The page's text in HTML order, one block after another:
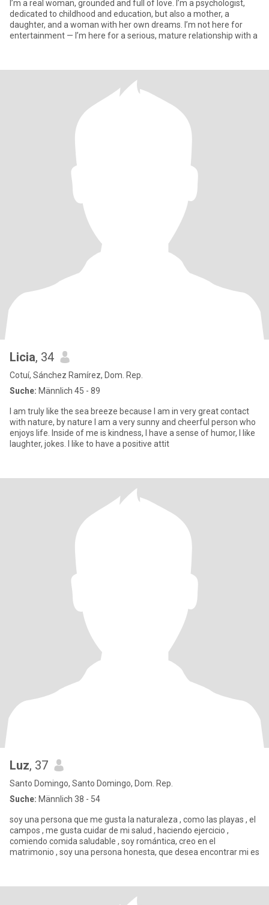
I’m a real woman, grounded and full of love. I’m a psychologist,
dedicated to childhood and education, but also a mother, a
daughter, and a woman with her own dreams. I’m not here for
entertainment — I’m here for a serious, mature relationship with a
Licia, 34
Cotuí, Sánchez Ramírez, Dom. Rep.
Suche: Männlich 45 - 89
I am truly like the sea breeze because I am in very great contact
with nature, by nature I am a very sunny and cheerful person who
enjoys life. Inside of me is kindness, I have a sense of humor, I like
laughter, jokes. I like to have a positive attit
Luz, 37
Santo Domingo, Santo Domingo, Dom. Rep.
Suche: Männlich 38 - 54
soy una persona que me gusta la naturaleza , como las playas , el
campos , me gusta cuidar de mi salud , haciendo ejercicio ,
comiendo comida saludable , soy romántica, creo en el
matrimonio , soy una persona honesta, que desea encontrar mi es